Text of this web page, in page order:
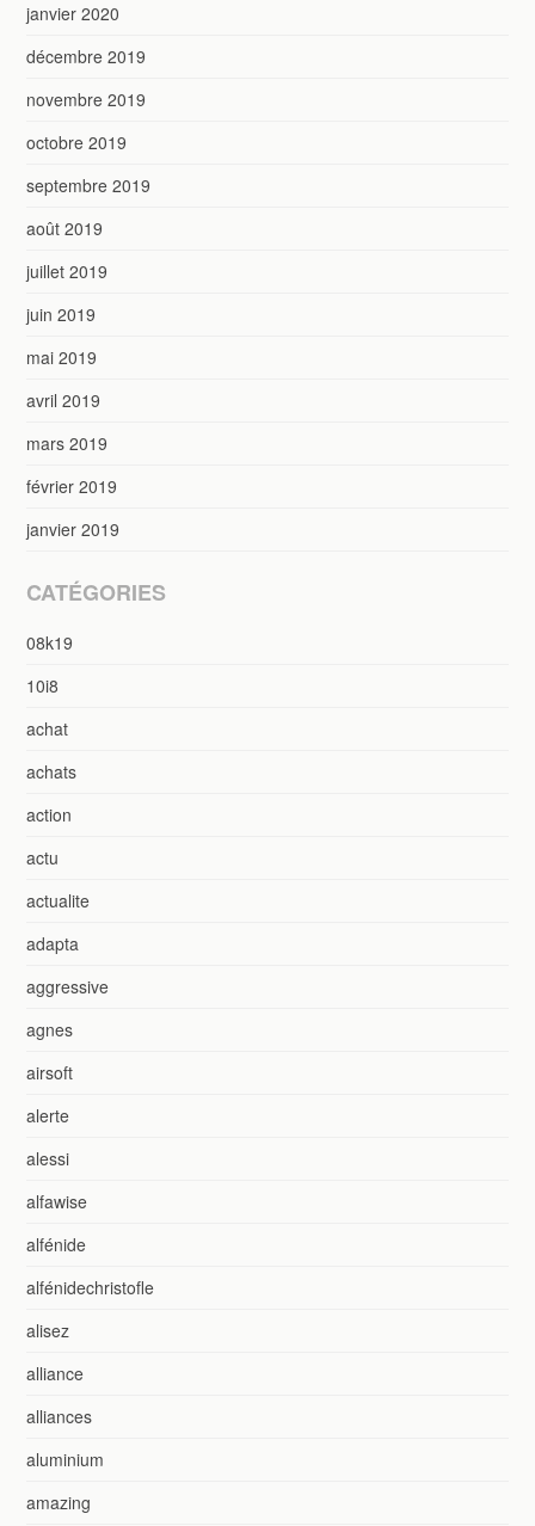
janvier 2020
décembre 2019
novembre 2019
octobre 2019
septembre 2019
août 2019
juillet 2019
juin 2019
mai 2019
avril 2019
mars 2019
février 2019
janvier 2019
CATÉGORIES
08k19
10i8
achat
achats
action
actu
actualite
adapta
aggressive
agnes
airsoft
alerte
alessi
alfawise
alfénide
alfénidechristofle
alisez
alliance
alliances
aluminium
amazing